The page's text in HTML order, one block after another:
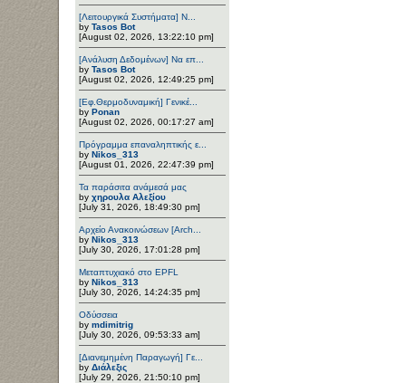
[Λειτουργικά Συστήματα] Ν...
by Tasos Bot
[August 02, 2026, 13:22:10 pm]
[Ανάλυση Δεδομένων] Να επ...
by Tasos Bot
[August 02, 2026, 12:49:25 pm]
[Εφ.Θερμοδυναμική] Γενικέ...
by Ponan
[August 02, 2026, 00:17:27 am]
Πρόγραμμα επαναληπτικής ε...
by Nikos_313
[August 01, 2026, 22:47:39 pm]
Τα παράσιτα ανάμεσά μας
by χηρουλα Αλεξίου
[July 31, 2026, 18:49:30 pm]
Αρχείο Ανακοινώσεων [Arch...
by Nikos_313
[July 30, 2026, 17:01:28 pm]
Μεταπτυχιακό στο EPFL
by Nikos_313
[July 30, 2026, 14:24:35 pm]
Οδύσσεια
by mdimitrig
[July 30, 2026, 09:53:33 am]
[Διανεμημένη Παραγωγή] Γε...
by Διάλεξις
[July 29, 2026, 21:50:10 pm]